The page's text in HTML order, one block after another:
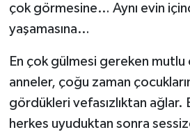
çok görmesine… Aynı evin
yaşamasına…
En çok gülmesi gereken mutlu
anneler, çoğu zaman
gördükleri vefasızlıktan ağlar.
herkes uyuduktan sonra